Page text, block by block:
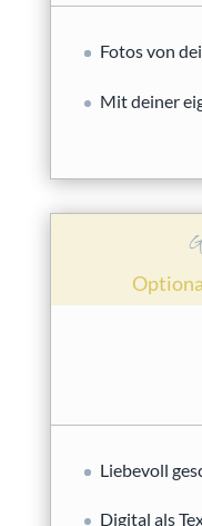
Fotos von
Mit deiner
Liebevoll
Digital als